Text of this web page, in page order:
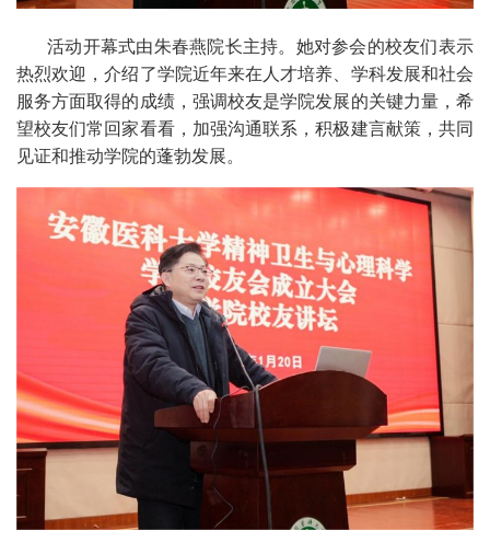
活动开幕式由朱春燕院长主持。她对参会的校友们表示
热烈欢迎，介绍了学院近年来在人才培养、学科发展和社会
服务方面取得的成绩，强调校友是学院发展的关键力量，希
望校友们常回家看看，加强沟通联系，积极建言献策，共同
见证和推动学院的蓬勃发展。